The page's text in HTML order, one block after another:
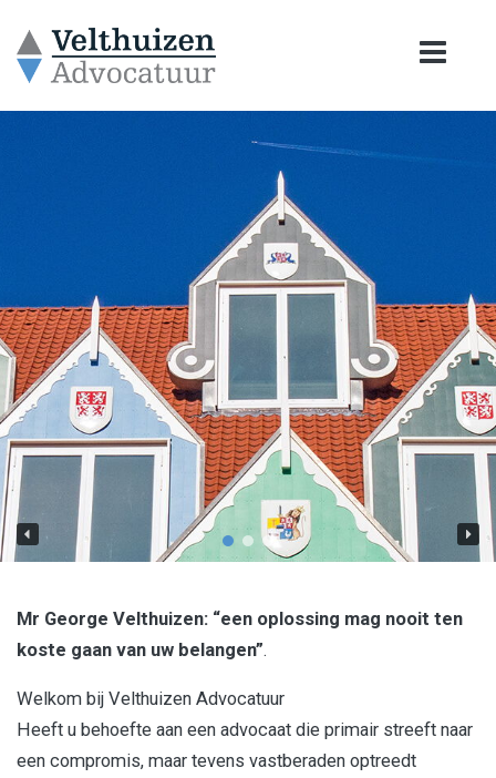
Mr George Velthuizen: “een oplossing mag nooit ten
koste gaan van uw belangen”.
Welkom bij Velthuizen Advocatuur
Heeft u behoefte aan een advocaat die primair streeft naar
een compromis, maar tevens vastberaden optreedt